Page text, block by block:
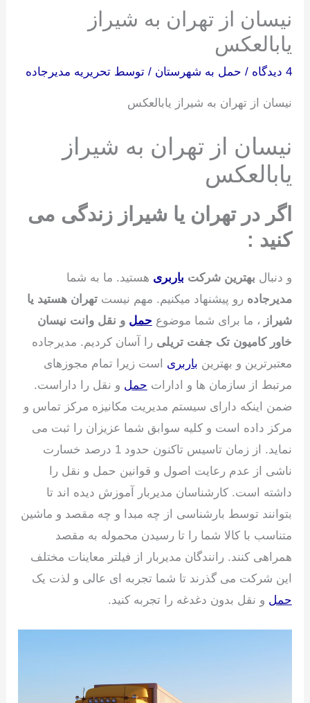
نیسان از تهران به شیراز
یابالعکس
4 دیدگاه / حمل به شهرستان / توسطتحریریه مدیرجاده
نیسان از تهران به شیراز یابالعکس
نیسان از تهران به شیراز
یابالعکس
اگر در تهران یا شیراز زندگی می
کنید :
و دنبال بهترین شرکت باربری هستید. ما به شما
مدیرجاده رو پیشنهاد میکنیم. مهم نیستتهران هستید یا
شیراز ، ما برای شما موضوع حمل و نقل وانت نیسان
خاور کامیون تک جفت تریلی را آسان کردیم. مدیرجاده
معتبرترین و بهترین باربری است زیرا تمام مجوزهای
مرتبط از سازمان ها و ادارات حمل و نقل را داراست.
ضمن اینکه دارای سیستم مدیریت مکانیزه مرکز تماس و
مرکز داده است و کلیه سوابق شما عزیزان را ثبت می
نماید. از زمان تاسیس تاکنون حدود 1 درصد خسارت
ناشی از عدم رعایت اصول و قوانین حمل و نقل را
داشته است. کارشناسان مدیربار آموزش دیده اند تا
بتوانند توسط بارشناسی از چه مبدا و چه مقصد و ماشین
متناسب با کالا شما را تا رسیدن محموله به مقصد
همراهی کنند. رانندگان مدیربار از فیلتر معاینات مختلف
این شرکت می گذرند تا شما تجربه ای عالی و لذت یک
حمل و نقل بدون دغدغه را تجربه کنید.